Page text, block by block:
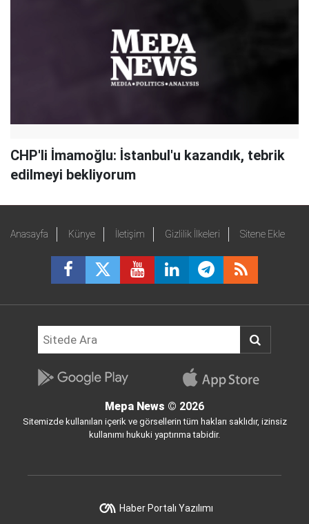
CHP'li İmamoğlu: İstanbul'u kazandık, tebrik
edilmeyi bekliyorum
Anasayfa Künye İletişim Gizlilik İlkeleri Sitene Ekle
Mepa News © 2026
Sitemizde kullanılan içerik ve görsellerin tüm hakları saklıdır, izinsiz
kullanımı hukuki yaptırıma tabidir.
Haber Portalı Yazılımı